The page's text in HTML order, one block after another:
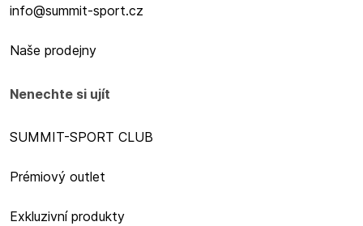
info@summit-sport.cz
Naše prodejny
Nenechte si ujít
SUMMIT-SPORT CLUB
Prémiový outlet
Exkluzivní produkty